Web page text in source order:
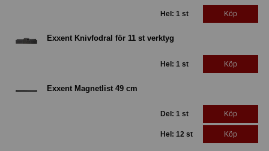
Hel: 1 st Köp
Exxent Knivfodral för 11 st verktyg
Hel: 1 st Köp
Exxent Magnetlist 49 cm
Del: 1 st Köp
Hel: 12 st Köp